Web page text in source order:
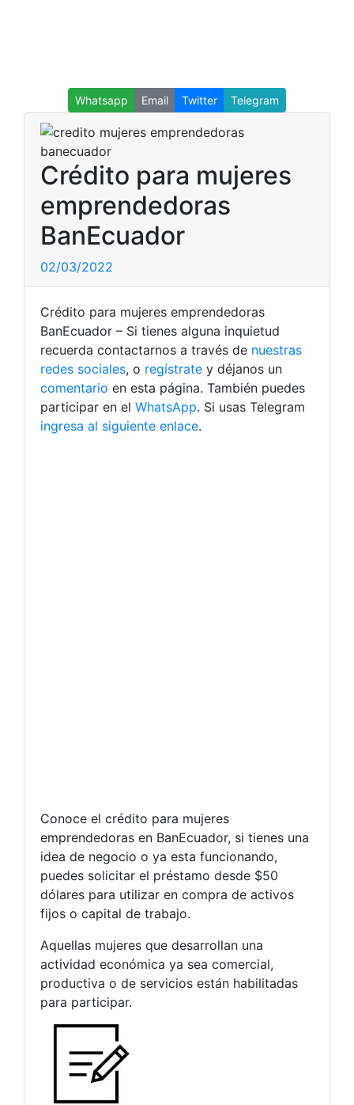
Whatsapp Email Twitter Telegram
Crédito para mujeres
emprendedoras
BanEcuador
02/03/2022
Crédito para mujeres emprendedoras
BanEcuador – Si tienes alguna inquietud
recuerda contactarnos a través de nuestras
redes sociales, o regístrate y déjanos un
comentario en esta página. También puedes
participar en el WhatsApp. Si usas Telegram
ingresa al siguiente enlace.
Conoce el crédito para mujeres
emprendedoras en BanEcuador, si tienes una
idea de negocio o ya esta funcionando,
puedes solicitar el préstamo desde $50
dólares para utilizar en compra de activos
fijos o capital de trabajo.
Aquellas mujeres que desarrollan una
actividad económica ya sea comercial,
productiva o de servicios están habilitadas
para participar.